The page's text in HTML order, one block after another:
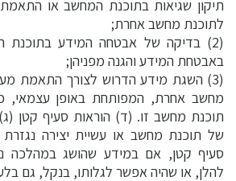
תיקון שגיאות בתוכנת המחשב או
לתוכנת מחשב אחרת;
(2) בדיקה של אבטחה המידע בתוכנת
באבטחת המידע והגנה מפניהן;
(3) השגת מידע הדרוש לצורך התאמת
מחשב אחרת, המפותחת באופן עצמאי,
תוכנת מחשב זו. (ד) הוראות סעיף קטן
של תוכנת מחשב או עשיית יצירה
סעיף קטן, אם במידע שהושג במהלכה
להלן, או שהיה אפשר לגלותו, בנקל, גם